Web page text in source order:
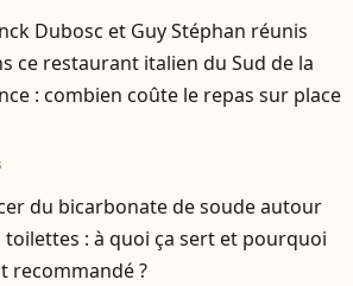
Dubosc et Guy Stéphan réunis
ce restaurant italien du Sud de la
: combien coûte le repas sur place
du bicarbonate de soude autour
toilettes : à quoi ça sert et pourquoi
recommandé ?